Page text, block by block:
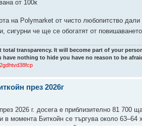
от 100к
на Polymarket от чисто любопитство
сигурни че ще се обогатят от
total transparency. It will become part of your
nothing to hide you have no reason to be
през 2026г
2026 г. досега е приблизително 81 700
в момента Биткойн се търгува около